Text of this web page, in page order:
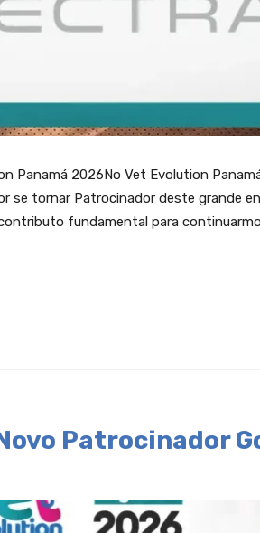
Panamá 2026No Vet Evolution
se tornar Patrocinador deste grande
fundamental para
Patrocinador